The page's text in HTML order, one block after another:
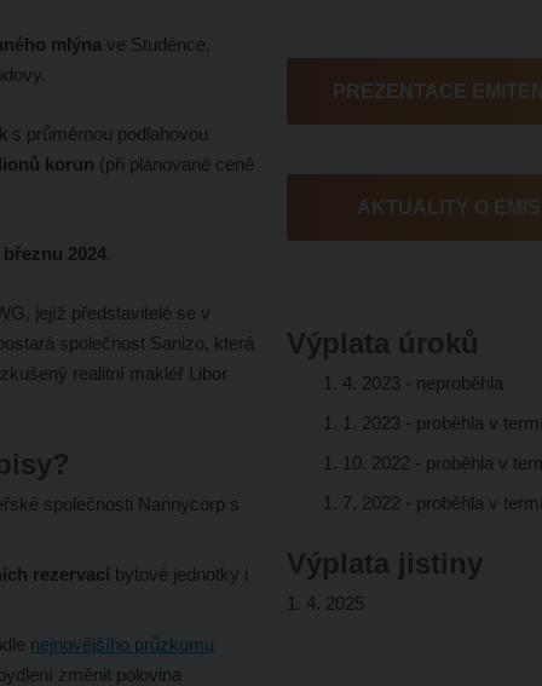
mlýna ve Studénce,
s průměrnou podlahovou
korun (při plánované ceně
2024.
jejíž představitelé se v
společnost Sanizo, která
realitní makléř Libor
společnosti Nannycorp s
rezervací bytové jednotky i
nejnovějšího průzkumu
změnit polovina
PREZENTACE
AKTUALITY O EMISI
Výplata úroků
1. 4. 2023 - neproběhla
1. 1. 2023 - proběhla v
1. 10. 2022 - proběhla v
1. 7. 2022 - proběhla v
Výplata jistiny
1. 4. 2025